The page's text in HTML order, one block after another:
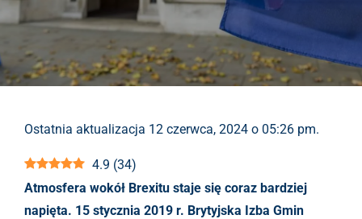
Ostatnia aktualizacja 12 czerwca, 2024 o 05:26 pm.
4.9 (34)
Atmosfera wokół Brexitu staje się coraz bardziej
napięta. 15 stycznia 2019 r. Brytyjska Izba Gmin